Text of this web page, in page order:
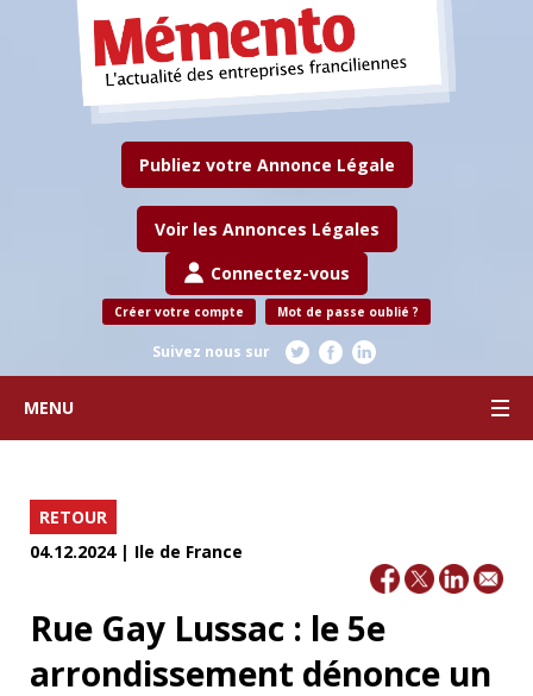
Publiez votre Annonce Légale
Voir les Annonces Légales
Connectez-vous
Créer votre compte Mot de passe oublié ?
Suivez nous sur
MENU
RETOUR
04.12.2024 | Ile de France
Rue Gay Lussac : le 5e
arrondissement dénonce un